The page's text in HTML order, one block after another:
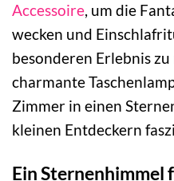
Accessoire, um die
wecken und
besonderen Erlebnis zu
charmante
Zimmer in einen
kleinen Entdeckern
Ein